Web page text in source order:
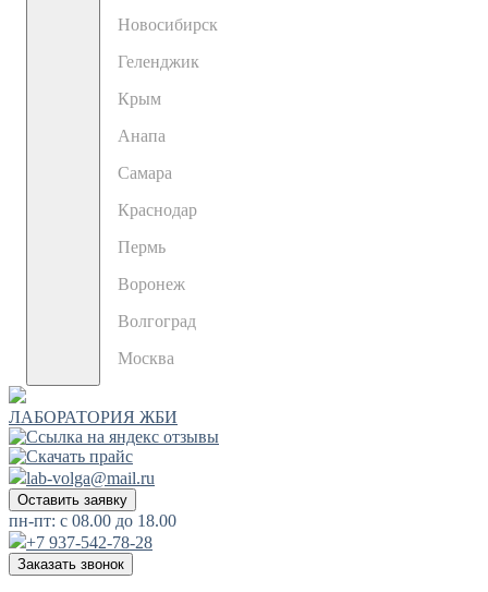
Новосибирск
Геленджик
Крым
Анапа
Самара
Краснодар
Пермь
Воронеж
Волгоград
Москва
ЛАБОРАТОРИЯ ЖБИ
lab-volga@mail.ru
Оставить заявку
пн-пт: с 08.00 до 18.00
+7 937-542-78-28
Заказать звонок